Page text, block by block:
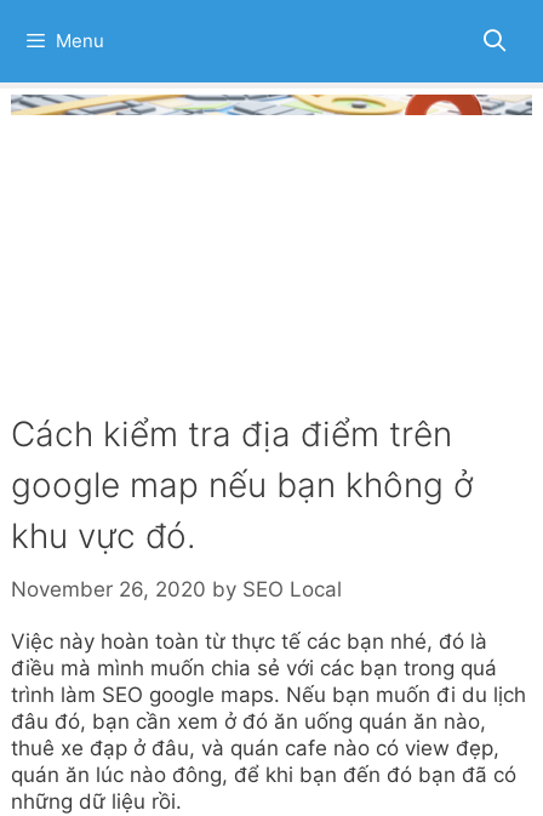
Menu
Cách kiểm tra địa điểm trên
google map nếu bạn không ở
khu vực đó.
November 26, 2020 by SEO Local
Việc này hoàn toàn từ thực tế các bạn nhé, đó là
điều mà mình muốn chia sẻ với các bạn trong quá
trình làm SEO google maps. Nếu bạn muốn đi du lịch
đâu đó, bạn cần xem ở đó ăn uống quán ăn nào,
thuê xe đạp ở đâu, và quán cafe nào có view đẹp,
quán ăn lúc nào đông, để khi bạn đến đó bạn đã có
những dữ liệu rồi.